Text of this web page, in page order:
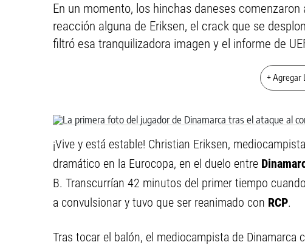
En un momento, los hinchas daneses
reacción alguna de Eriksen, el crack que se
filtró esa tranquilizadora imagen y el informe de
+ Agregar
¡Vive y está estable! Christian Eriksen,
dramático en la Eurocopa, en el duelo entre
B. Transcurrían 42 minutos del primer tiempo
a convulsionar y tuvo que ser reanimado con RCP.
Tras tocar el balón, el mediocampista de Dinamarca